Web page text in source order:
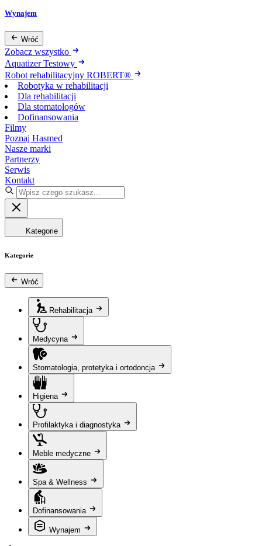
Wynajem
Wróć
Zobacz wszystko
Aquatizer Testowy
Robot rehabilitacyjny ROBERT®
Robotyka w rehabilitacji
Dla rehabilitacji
Dla stomatologów
Dofinansowania
Filmy
Poznaj Hasmed
Nasze marki
Partnerzy
Serwis
Kontakt
Kategorie
Kategorie
Wróć
Rehabilitacja
Medycyna
Stomatologia, protetyka i ortodoncja
Higiena
Profilaktyka i diagnostyka
Meble medyczne
Spa & Wellness
Dofinansowania
Wynajem